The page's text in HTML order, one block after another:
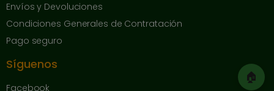
🏠
Envíos y Devoluciones
Condiciones Generales de Contratación
Pago seguro
Síguenos
Facebook